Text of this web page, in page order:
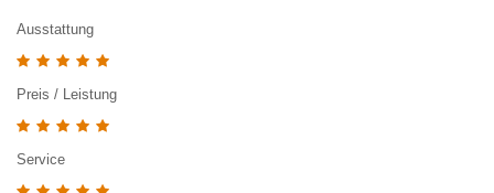
Ausstattung
Preis / Leistung
Service